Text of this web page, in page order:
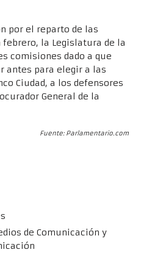
por el reparto de las
la Legislatura de la
comisiones dado a que
antes para elegir a las
Ciudad, a los defensores
General de la
Fuente: Parlamentario.com
de Comunicación y